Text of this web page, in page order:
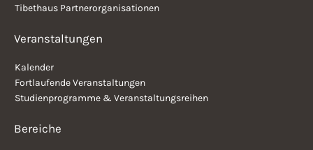
Tibethaus Partnerorganisationen
Veranstaltungen
Kalender
Fortlaufende Veranstaltungen
Studienprogramme & Veranstaltungsreihen
Bereiche